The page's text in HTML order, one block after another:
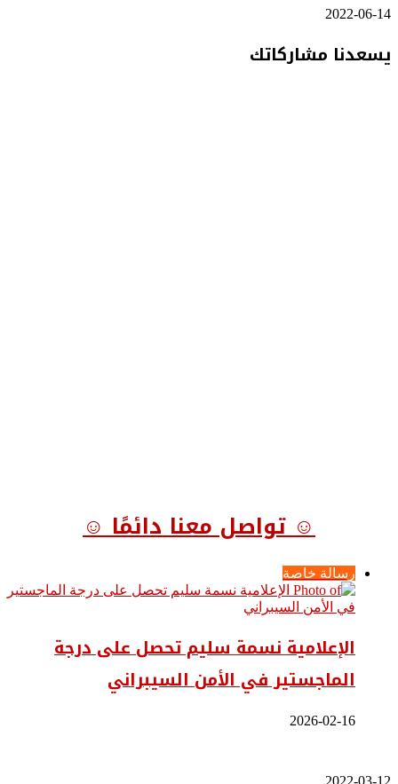
2022-06-14
يسعدنا مشاركاتك
☺ تواصل معنا دائمًا ☺
رسالة خاصة
الإعلامية نسمة سليم تحصل على درجة
الماجستير في الأمن السيبراني
2026-02-16
سوزان
2022-03-12